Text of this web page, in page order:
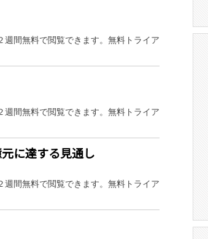
間無料で閲覧できます。無料トライア
間無料で閲覧できます。無料トライア
に達する見通し
間無料で閲覧できます。無料トライア